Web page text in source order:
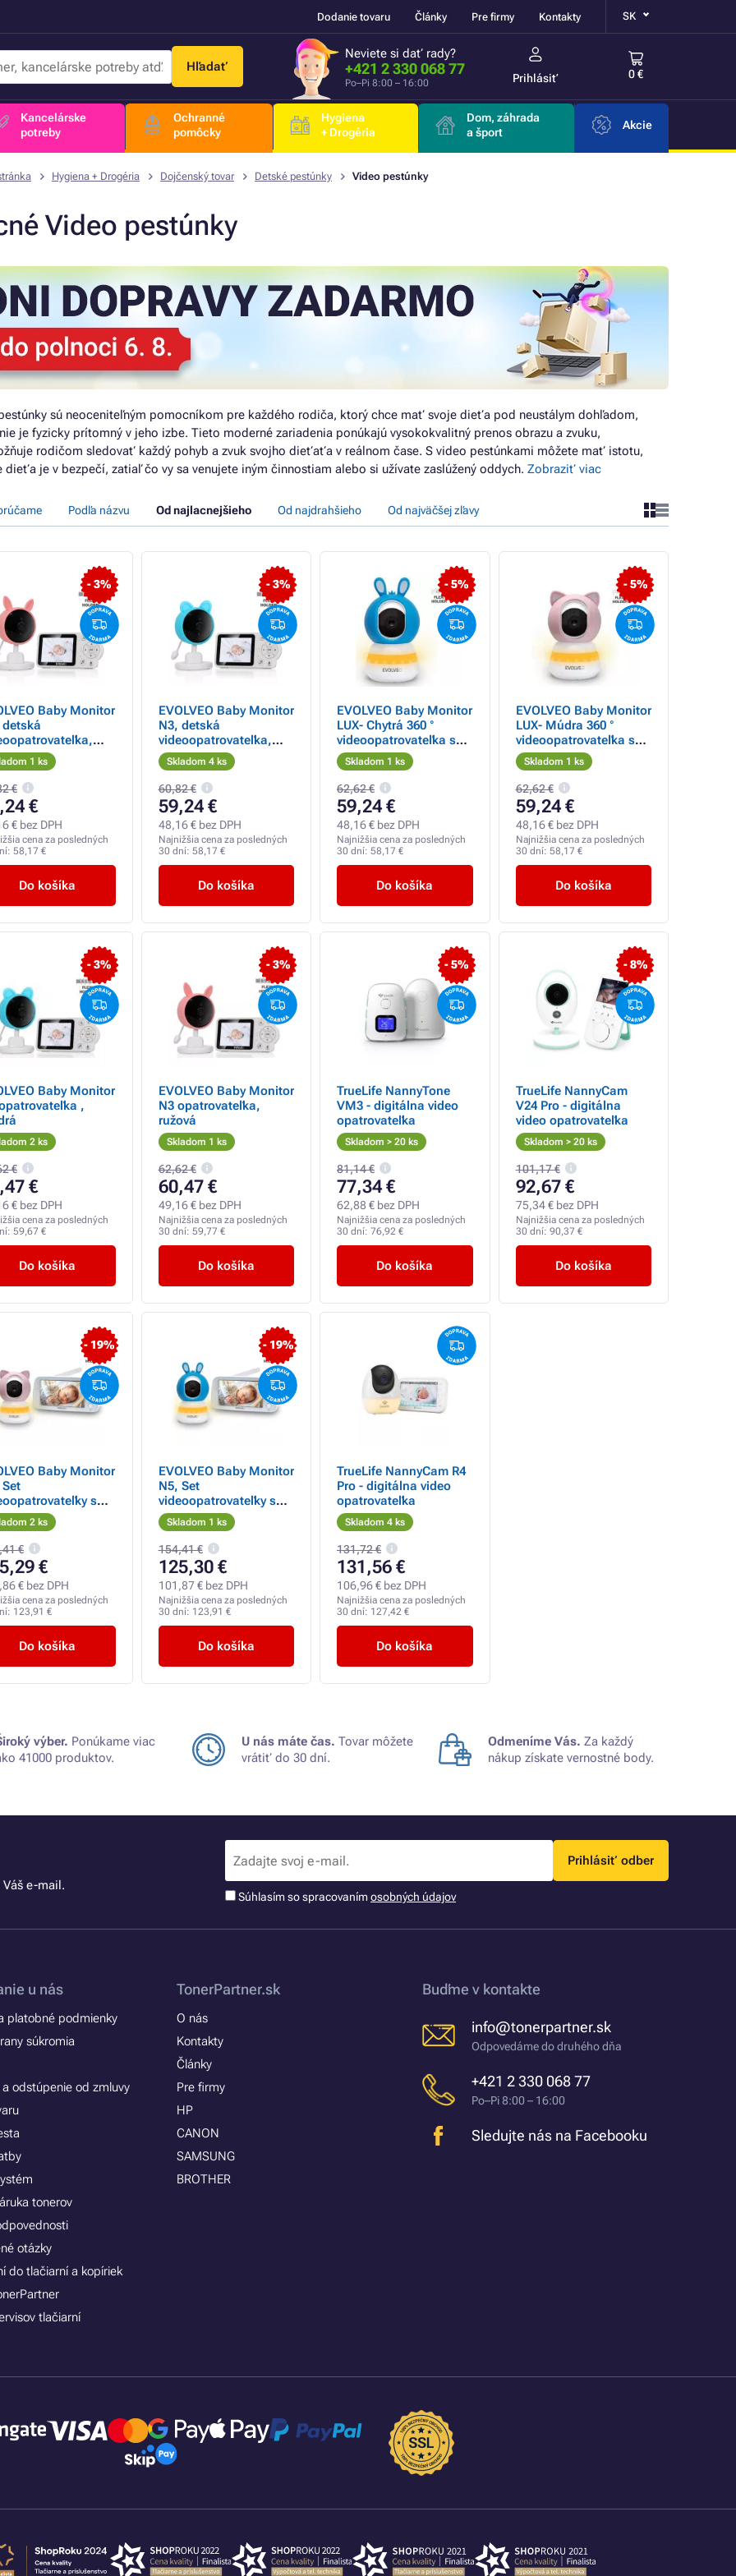
Dodanie tovaru Články Pre firmy Kontakty SK
Hľadať
Neviete si dať rady?
+421 2 330 068 77
Po–Pi 8:00 – 16:00 Prihlásiť 0 €
Kancelárske
potreby
Ochranné
pomôcky
Hygiena
+ Drogéria
Dom, záhrada
a šport
Akcie
Hygiena + Drogéria Dojčenský tovar Detské pestúnky Video pestúnky
Video pestúnky
sú neoceniteľným pomocníkom pre každého rodiča, ktorý chce mať svoje dieťa pod neustálym dohľadom,
je fyzicky prítomný v jeho izbe. Tieto moderné zariadenia ponúkajú vysokokvalitný prenos obrazu a zvuku,
rodičom sledovať každý pohyb a zvuk svojho dieťaťa v reálnom čase. S video pestúnkami môžete mať istotu,
dieťa je v bezpečí, zatiaľ čo vy sa venujete iným činnostiam alebo si užívate zaslúžený oddych. Zobraziť viac
Podľa názvu Od najlacnejšieho Od najdrahšieho Od najväčšej zľavy
- 3%
Baby Monitor
detská
1 ks
€
€
€ bez DPH
cena za posledných
58,17 €
Do košíka
- 3%
EVOLVEO Baby Monitor
N3, detská
videoopatrovateľka,
modrá
Skladom 4 ks
60,82 €
59,24 €
48,16 € bez DPH
Najnižšia cena za posledných
30 dní: 58,17 €
Do košíka
- 5%
EVOLVEO Baby Monitor
LUX- Chytrá 360 °
videoopatrovateľka s
nočným videním,
detekciou plače a
pohybu, modrá
Skladom 1 ks
62,62 €
59,24 €
48,16 € bez DPH
Najnižšia cena za posledných
30 dní: 58,17 €
Do košíka
- 5%
EVOLVEO Baby Monitor
LUX- Múdra 360 °
videoopatrovateľka s
nočným videním,
detekciou plače a
pohybu, ružová
Skladom 1 ks
62,62 €
59,24 €
48,16 € bez DPH
Najnižšia cena za posledných
30 dní: 58,17 €
Do košíka
- 3%
Baby Monitor
,
2 ks
€
€
€ bez DPH
cena za posledných
59,67 €
Do košíka
- 3%
EVOLVEO Baby Monitor
N3 opatrovateľka,
ružová
Skladom 1 ks
62,62 €
60,47 €
49,16 € bez DPH
Najnižšia cena za posledných
30 dní: 59,77 €
Do košíka
- 5%
TrueLife NannyTone
VM3 - digitálna video
opatrovateľka
Skladom > 20 ks
81,14 €
77,34 €
62,88 € bez DPH
Najnižšia cena za posledných
30 dní: 76,92 €
Do košíka
- 8%
TrueLife NannyCam
V24 Pro - digitálna
video opatrovateľka
Skladom > 20 ks
101,17 €
92,67 €
75,34 € bez DPH
Najnižšia cena za posledných
30 dní: 90,37 €
Do košíka
- 19%
Baby Monitor
s
dohľadom,
a
ružová
2 ks
€
€
€ bez DPH
cena za posledných
123,91 €
Do košíka
- 19%
EVOLVEO Baby Monitor
N5, Set
videoopatrovateľky s
360 ° dohľadom,
obojsmernou
komunikáciou a
uspávankami, modrá
Skladom 1 ks
154,41 €
125,30 €
101,87 € bez DPH
Najnižšia cena za posledných
30 dní: 123,91 €
Do košíka
TrueLife NannyCam R4
Pro - digitálna video
opatrovateľka
Skladom 4 ks
131,72 €
131,56 €
106,96 € bez DPH
Najnižšia cena za posledných
30 dní: 127,42 €
Do košíka
výber. Ponúkame viac
41000 produktov.
U nás máte čas. Tovar môžete
vrátiť do 30 dní.
Odmeníme Vás. Za každý
nákup získate vernostné body.
e-mail.
Prihlásiť odber
Súhlasím so spracovanímosobných údajov
u nás
platobné podmienky
súkromia
a odstúpenie od zmluvy
tonerov
otázky
do tlačiarní a kopíriek
tlačiarní
TonerPartner.sk
O nás
Kontakty
Články
Pre firmy
HP
CANON
SAMSUNG
BROTHER
Buďme v kontakte
info@tonerpartner.sk
Odpovedáme do druhého dňa
+421 2 330 068 77
Po–Pi 8:00 – 16:00
Sledujte nás na Facebooku